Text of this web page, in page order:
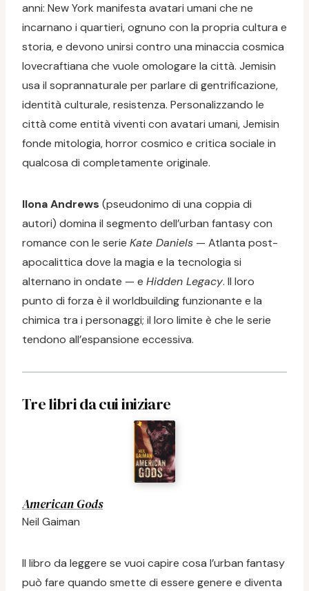
anni: New York manifesta avatari umani che ne
incarnano i quartieri, ognuno con la propria cultura e
storia, e devono unirsi contro una minaccia cosmica
lovecraftiana che vuole omologare la città. Jemisin
usa il soprannaturale per parlare di gentrificazione,
identità culturale, resistenza. Personalizzando le
città come entità viventi con avatari umani, Jemisin
fonde mitologia, horror cosmico e critica sociale in
qualcosa di completamente originale.
Ilona Andrews (pseudonimo di una coppia di
autori) domina il segmento dell’urban fantasy con
romance con le serie Kate Daniels — Atlanta post-
apocalittica dove la magia e la tecnologia si
alternano in ondate — e Hidden Legacy. Il loro
punto di forza è il worldbuilding funzionante e la
chimica tra i personaggi; il loro limite è che le serie
tendono all’espansione eccessiva.
Tre libri da cui iniziare
American Gods
Neil Gaiman
Il libro da leggere se vuoi capire cosa l’urban fantasy
può fare quando smette di essere genere e diventa